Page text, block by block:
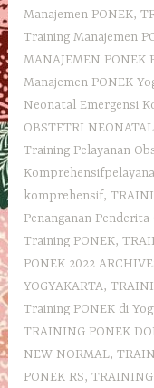
Manajemen PONEK,
Training Manajemen
MANAJEMEN PONEK
Manajemen PONEK
Neonatal Emergensi
OBSTETRI
Training Pelayanan
komprehensif,
Penanganan
Training PONEK,
PONEK 2022
YOGYAKARTA,
Training PONEK di
TRAINING PONEK
NEW NORMAL,
PONEK RS,TRAINING